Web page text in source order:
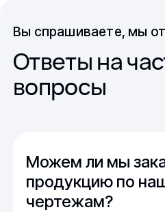
Вы спрашиваете, мы
Ответы на
вопросы
Можем ли мы
продукцию по
чертежам?